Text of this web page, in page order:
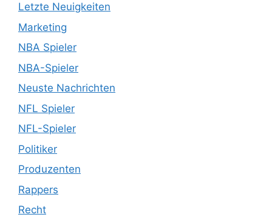
Letzte Neuigkeiten
Marketing
NBA Spieler
NBA-Spieler
Neuste Nachrichten
NFL Spieler
NFL-Spieler
Politiker
Produzenten
Rappers
Recht